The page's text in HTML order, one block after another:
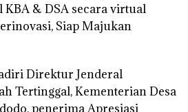
KBA & DSA secara virtual
Siap Majukan
Direktur Jenderal
Tertinggal, Kementerian Desa
penerima Apresiasi